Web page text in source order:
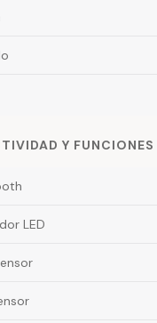
Y FUNCIONES
LED